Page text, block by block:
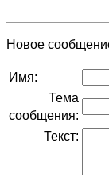
Новое
Имя:
Тема
сообщения:
Текст: